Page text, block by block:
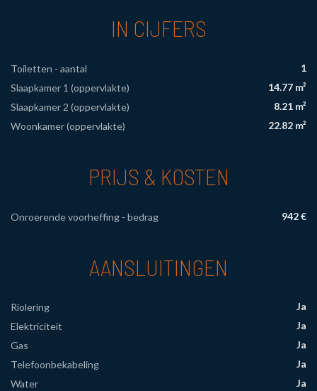
IN CIJFERS
Toiletten - aantal
1
Slaapkamer 1 (oppervlakte)
14.77 m²
Slaapkamer 2 (oppervlakte)
8.21 m²
Woonkamer (oppervlakte)
22.82 m²
PRIJS & KOSTEN
Onroerende voorheffing - bedrag 942 €
AANSLUITINGEN
Riolering
Ja
Elektriciteit
Ja
Gas
Ja
Telefoonbekabeling
Ja
Water
Ja